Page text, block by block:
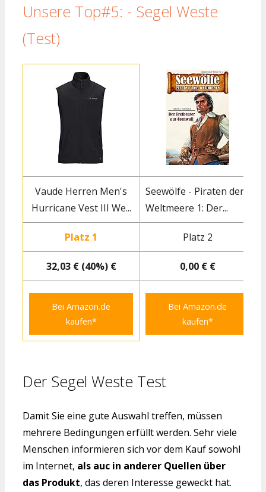
Unsere Top#5: - Segel Weste
(Test)
Vaude Herren Men's
Hurricane Vest III We...
Seewölfe - Piraten der
Weltmeere 1: Der...
Platz 1 Platz 2
32,03 € (40%) € 0,00 € €
Bei Amazon.de
kaufen*
Bei Amazon.de
kaufen*
Der Segel Weste Test
Damit Sie eine gute Auswahl treffen, müssen
mehrere Bedingungen erfüllt werden. Sehr viele
Menschen informieren sich vor dem Kauf sowohl
im Internet, als auc in anderer Quellen über
das Produkt, das deren Interesse geweckt hat.